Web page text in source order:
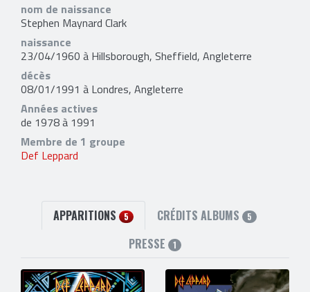
nom de naissance
Stephen Maynard Clark
naissance
23/04/1960 à Hillsborough, Sheffield, Angleterre
décès
08/01/1991 à Londres, Angleterre
Années actives
de 1978 à 1991
Membre de 1 groupe
Def Leppard
APPARITIONS 5 CRÉDITS ALBUMS 5
PRESSE 1